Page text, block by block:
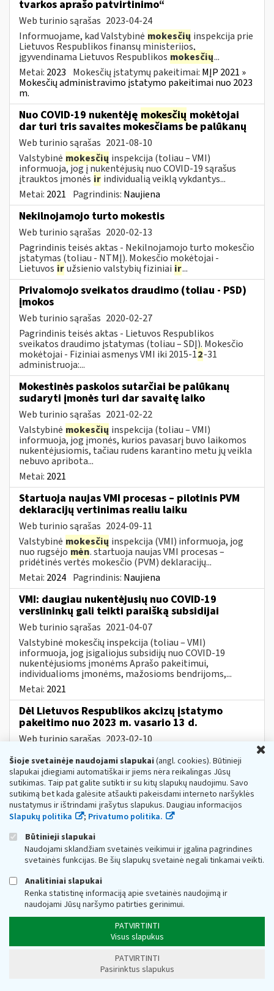
tvarkos aprašo patvirtinimo“
Web turinio sąrašas 2023-04-24
Informuojame, kad Valstybinė mokesčių inspekcija prie
Lietuvos Respublikos finansų ministerijos,
įgyvendinama Lietuvos Respublikos mokesčių...
Metai: 2023 Mokesčių įstatymų pakeitimai: MĮP 2021 »
Mokesčių administravimo įstatymo pakeitimai nuo 2023
m.
Nuo COVID-19 nukentėję mokesčių mokėtojai
dar turi tris savaites mokesčiams be palūkanų
Web turinio sąrašas 2021-08-10
Valstybinė mokesčių inspekcija (toliau – VMI)
informuoja, jog į nukentėjusių nuo COVID-19 sąrašus
įtrauktos įmonės ir individualią veiklą vykdantys...
Metai: 2021 Pagrindinis: Naujiena
Nekilnojamojo turto mokestis
Web turinio sąrašas 2020-02-13
Pagrindinis teisės aktas - Nekilnojamojo turto mokesčio
įstatymas (toliau - NTMĮ). Mokesčio mokėtojai -
Lietuvos iružsienio valstybių fiziniai ir...
Privalomojo sveikatos draudimo (toliau - PSD)
įmokos
Web turinio sąrašas 2020-02-27
Pagrindinis teisės aktas - Lietuvos Respublikos
sveikatos draudimo įstatymas (toliau – SDĮ). Mokesčio
mokėtojai - Fiziniai asmenys VMI iki 2015-12-31
administruoja:...
Mokestinės paskolos sutarčiai be palūkanų
sudaryti įmonės turi dar savaitę laiko
Web turinio sąrašas 2021-02-22
Valstybinė mokesčių inspekcija (toliau – VMI)
informuoja, jog įmonės, kurios pavasarį buvo laikomos
nukentėjusiomis, tačiau rudens karantino metu jų veikla
nebuvo apribota...
Metai: 2021
Startuoja naujas VMI procesas – pilotinis PVM
deklaracijų vertinimas realiu laiku
Web turinio sąrašas 2024-09-11
Valstybinė mokesčių inspekcija (VMI) informuoja, jog
nuo rugsėjomėn. startuoja naujas VMI procesas –
pridėtinės vertės mokesčio (PVM) deklaracijų...
Metai: 2024 Pagrindinis: Naujiena
VMI: daugiau nukentėjusių nuo COVID-19
verslininkų gali teikti paraišką subsidijai
Web turinio sąrašas 2021-04-07
Valstybinė mokesčių inspekcija (toliau – VMI)
informuoja, jog įsigaliojus subsidijų nuo COVID-19
nukentėjusioms įmonėms Aprašo pakeitimui,
individualioms įmonėms, mažosioms bendrijoms,...
Metai: 2021
Dėl Lietuvos Respublikos akcizų įstatymo
pakeitimo nuo 2023 m. vasario 13 d.
Web turinio sąrašas 2023-02-10
Informuojame, kad, vadovaujantis Lietuvos Respublikos
akcizų įstatymo (toliau − AĮ) pakeitimu Nr. XIV-777[1],
nuo 2023 m. vasario 13 d. įsigalioja šie AĮ pakeitimai:
nustatoma, kad akcizais...
Metai:2023 Mokesčių įstatymų pakeitimai:MĮP 2021 »
Akcizų mokesčių pakeitimai nuo 2023 m.
Dėl tiesioginio PVM
taikymo
Web turinio sąrašas 2023-08-28
1. Teisės aktai, reglamentuojantys tiesioginio taikymo
PVMir(arba) akcizų lengvatas. • Pridėtinės vertės
mokesčioirakcizų taikymo prekėms...
Kokia tvarkagyventojams taikomos
nekilnojamojo turto mokesčio lengvatos?
Web turinio sąrašas 2026-01-07
Registracijos numeris KM1581 Ši informacija skelbiama:
Fiziniams asmenims Mokesčių lengvatos
Šioje svetainėje naudojami slapukai(angl. cookies). Būtinieji
slapukai įdiegiami automatiškai ir jiems nėra reikalingas Jūsų
sutikimas. Taip pat galite sutikti ir su kitų slapukų naudojimu. Savo
sutikimą bet kada galėsite atšaukti pakeisdami interneto naršyklės
nustatymus ir ištrindami įrašytus slapukus. Daugiau informacijos
Slapukų politika
; Privatumo politika.
Būtinieji slapukai
Naudojami sklandžiam svetainės veikimui ir įgalina pagrindines
svetainės funkcijas. Be šių slapukų svetainė negali tinkamai veikti.
Analitiniai slapukai
Renka statistinę informaciją apie svetainės naudojimą ir
naudojami Jūsų naršymo patirties gerinimui.
PATVIRTINTI
Visus slapukus
PATVIRTINTI
Pasirinktus slapukus